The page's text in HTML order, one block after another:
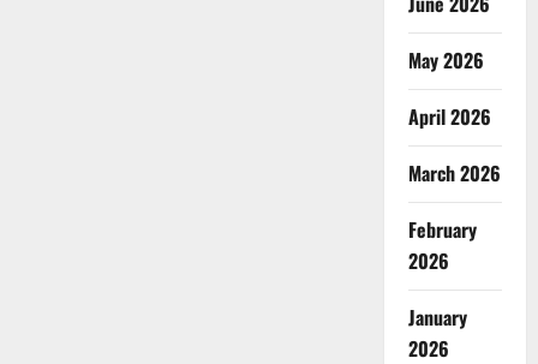
May 2026
April 2026
March 2026
February
2026
January
2026